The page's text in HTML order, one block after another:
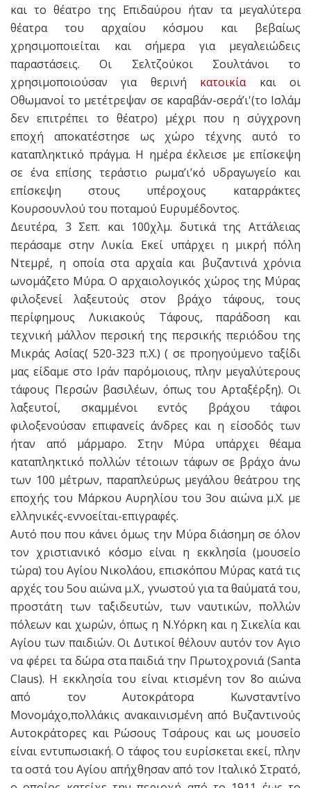
και το θέατρο της Επιδαύρου ήταν τα μεγαλύτερα
θέατρα του αρχαίου κόσμου και βεβαίως
χρησιμοποιείται και σήμερα για μεγαλειώδεις
παραστάσεις. Οι Σελτζούκοι Σουλτάνοι το
χρησιμοποιούσαν για θερινή κατοικίακαι οι
Οθωμανοί το μετέτρεψαν σε καραβάν-σερά’ι'(το Ισλάμ
δεν επιτρέπει το θέατρο) μέχρι που η σύγχρονη
εποχή αποκατέστησε ως χώρο τέχνης αυτό το
καταπληκτικό πράγμα. Η ημέρα έκλεισε με επίσκεψη
σε ένα επίσης τεράστιο ρωμα’ι’κό υδραγωγείο και
επίσκεψη στους υπέροχους καταρράκτες
Κουρσουνλού του ποταμού Ευρυμέδοντος.
Δευτέρα, 3 Σεπ. και 100χλμ. δυτικά της Αττάλειας
περάσαμε στην Λυκία. Εκεί υπάρχει η μικρή πόλη
Ντεμρέ, η οποία στα αρχαία και βυζαντινά χρόνια
ωνομάζετο Μύρα. Ο αρχαιολογικός χώρος της Μύρας
φιλοξενεί λαξευτούς στον βράχο τάφους, τους
περίφημους Λυκιακούς Τάφους, παράδοση και
τεχνική μάλλον περσική της περσικής περιόδου της
Μικράς Ασίας( 520-323 π.Χ.) ( σε προηγούμενο ταξίδι
μας είδαμε στο Ιράν παρόμοιους, πλην μεγαλύτερους
τάφους Περσών βασιλέων, όπως του Αρταξέρξη). Οι
λαξευτοί, σκαμμένοι εντός βράχου τάφοι
φιλοξενούσαν επιφανείς άνδρες και η είσοδός των
ήταν από μάρμαρο. Στην Μύρα υπάρχει θέαμα
καταπληκτικό πολλών τέτοιων τάφων σε βράχο άνω
των 100 μέτρων, παραπλεύρως μεγάλου θεάτρου της
εποχής του Μάρκου Αυρηλίου του 3ου αιώνα μ.Χ. με
ελληνικές-εννοείται-επιγραφές.
Αυτό που που κάνει όμως την Μύρα διάσημη σε όλον
τον χριστιανικό κόσμο είναι η εκκλησία (μουσείο
τώρα) του Αγίου Νικολάου, επισκόπου Μύρας κατά τις
αρχές του 5ου αιώνα μ.Χ., γνωστού για τα θαύματά του,
προστάτη των ταξιδευτών, των ναυτικών, πολλών
πόλεων και χωρών, όπως η Ν.Υόρκη και η Σικελία και
Αγίου των παιδιών. Οι Δυτικοί θέλουν αυτόν τον Αγιο
να φέρει τα δώρα στα παιδιά την Πρωτοχρονιά (Santa
Claus). Η εκκλησία του είναι κτισμένη τον 8ο αιώνα
από τον Αυτοκράτορα Κωνσταντίνο
Μονομάχο,πολλάκις ανακαινισμένη από Βυζαντινούς
Αυτοκράτορες και Ρώσους Τσάρους και ως μουσείο
είναι εντυπωσιακή. Ο τάφος του ευρίσκεται εκεί, πλην
τα οστά του Αγίου απήχθησαν από τον Ιταλικό Στρατό,